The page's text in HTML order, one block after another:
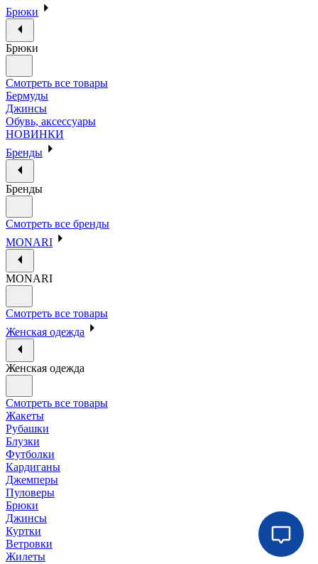
Брюки
Брюки
Смотреть все товары
Бермуды
Джинсы
Обувь, аксессуары
НОВИНКИ
Бренды
Бренды
Смотреть все бренды
MONARI
MONARI
Смотреть все товары
Женская одежда
Женская одежда
Смотреть все товары
Жакеты
Рубашки
Блузки
Футболки
Кардиганы
Джемперы
Пуловеры
Брюки
Джинсы
Куртки
Ветровки
Жилеты